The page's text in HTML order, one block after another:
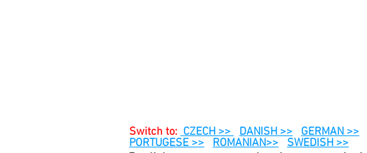
Switch to: CZECH >> DANISH >> GERMAN >>
PORTUGESE >> ROMANIAN>> SWEDISH >>